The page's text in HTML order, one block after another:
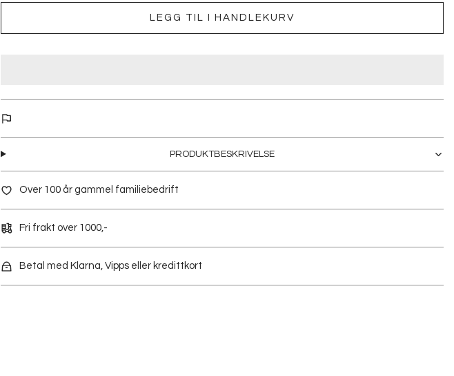
LEGG TIL I HANDLEKURV
PRODUKTBESKRIVELSE
Over 100 år gammel familiebedrift
Fri frakt over 1000,-
Betal med Klarna, Vipps eller kredittkort